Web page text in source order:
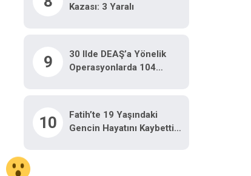
Kazası: 3 Yaralı
9
30 Ilde DEAŞ’a Yönelik
Operasyonlarda 104
10
Fatih’te 19 Yaşındaki
Gencin Hayatını Kaybettiği